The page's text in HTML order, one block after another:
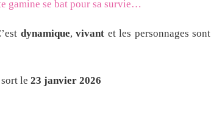
gamine se bat pour sa survie…
dynamique,vivant et les personnages sont
sort le 23 janvier 2026